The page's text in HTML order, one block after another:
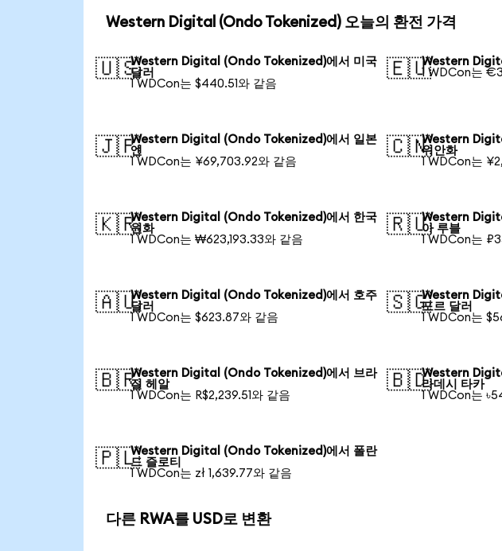
Western Digital (Ondo Tokenized) 오늘의 환전 가격
🇺🇸Western Digital (Ondo Tokenized)에서 미국
달러
1 WDCon는 $440.51와 같음
🇪🇺Western
1 WDCon는
🇯🇵Western Digital (Ondo Tokenized)에서 일본
엔
1 WDCon는 ¥69,703.92와 같음
🇨🇳Western
위안화
1 WDCon는
🇰🇷Western Digital (Ondo Tokenized)에서 한국
원화
1 WDCon는 ₩623,193.33와 같음
🇷🇺Western
아 루블
1 WDCon는
🇦🇺Western Digital (Ondo Tokenized)에서 호주
달러
1 WDCon는 $623.87와 같음
🇸🇬Western
포르 달러
1 WDCon는
🇧🇷Western Digital (Ondo Tokenized)에서 브라
질 헤알
1 WDCon는 R$2,239.51와 같음
🇧🇩Western
라데시 타카
1 WDCon는
🇵🇱Western Digital (Ondo Tokenized)에서 폴란
드 즐로티
1 WDCon는 zł 1,639.77와 같음
다른 RWA를 USD로 변환